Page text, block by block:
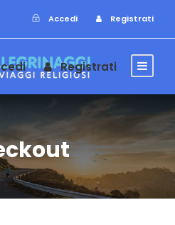
Accedi Registrati
Registrati